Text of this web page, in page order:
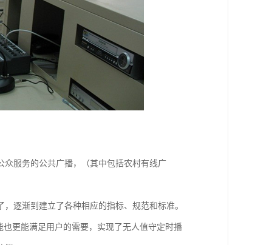
服务的公共广播，（其中包括农村有线广
逐渐到建立了各种相应的指标、规范和标准。
更能满足用户的需要，实现了无人值守定时播